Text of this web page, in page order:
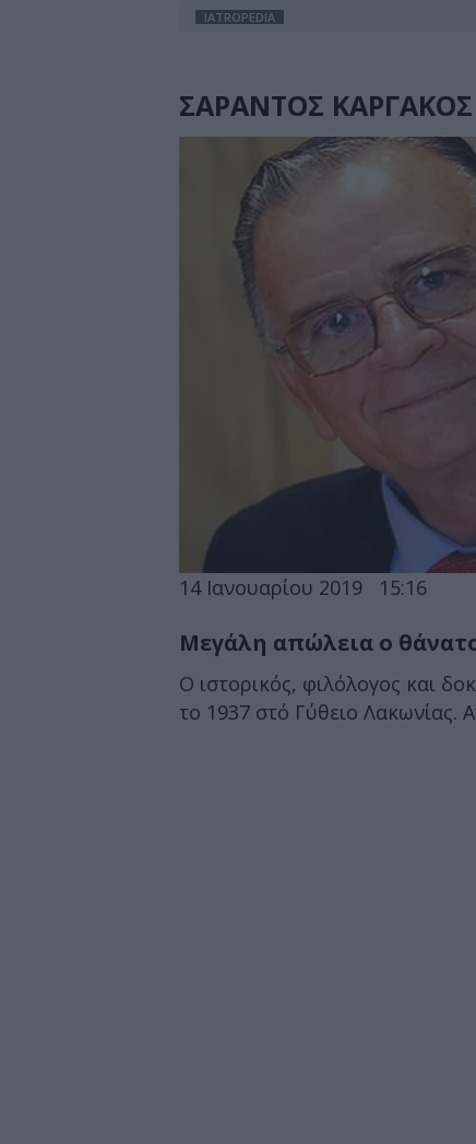
IATROPEDIA
ΣΑΡΑΝΤΟΣ ΚΑΡΓΑΚΟΣ
14 Ιανουαρίου 2019 15:16
Μεγάλη απώλεια ο
Ο ιστορικός, φιλόλογος και
το 1937 στό Γύθειο Λακωνίας.